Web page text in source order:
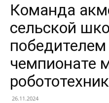
Команда
сельской
чемпионате
26.11.2024